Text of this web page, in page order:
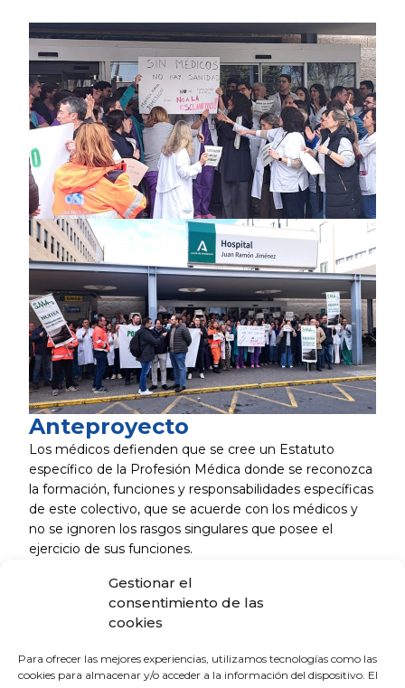
Gestionar el
consentimiento de las
cookies
Para ofrecer las mejores experiencias, utilizamos tecnologías como las
cookies para almacenar y/o acceder a la información del dispositivo. El
Anteproyecto
Los médicos defienden que se cree un Estatuto
específico de la Profesión Médica donde se reconozca
la formación, funciones y responsabilidades específicas
de este colectivo, que se acuerde con los médicos y
no se ignoren los rasgos singulares que posee el
ejercicio de sus funciones.
Entre las críticas al anteproyecto, los facultativos
onubenses y andaluces señalan que las guardias
siguen siendo obligatorias y de 17 horas, y no
horas extra sino “de saldo”. Y que las guardias